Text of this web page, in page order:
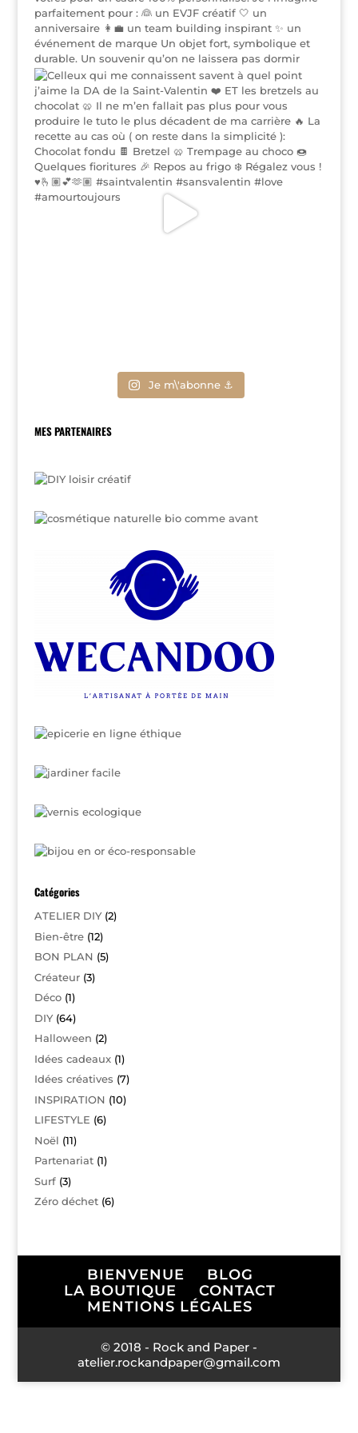
Je m\'abonne ⚓
MES PARTENAIRES
Catégories
ATELIER DIY(2)
Bien-être(12)
BON PLAN (5)
Créateur(3)
Déco(1)
DIY(64)
Halloween (2)
Idées cadeaux(1)
Idées créatives (7)
INSPIRATION (10)
LIFESTYLE (6)
Noël (11)
Partenariat(1)
Surf(3)
Zéro déchet(6)
BIENVENUE
BLOG
LA BOUTIQUE
CONTACT
MENTIONS LÉGALES
© 2018 - Rock and Paper -
atelier.rockandpaper@gmail.com